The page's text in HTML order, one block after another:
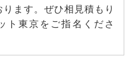
ます。ぜひ相見積もり
ト東京をご指名くださ